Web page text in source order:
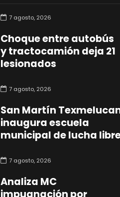
7 agosto, 2026
Choque entre autobús
y tractocamión deja 21
lesionados
7 agosto, 2026
San Martín
inaugura escuela
municipal de lucha
7 agosto, 2026
Analiza MC
impugnación por